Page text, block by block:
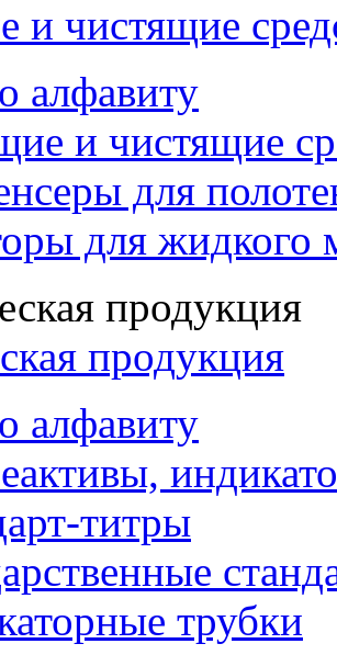
чистящие
алфавиту
и чистящие
для
для жидкого
продукция
алфавиту
титры
трубки